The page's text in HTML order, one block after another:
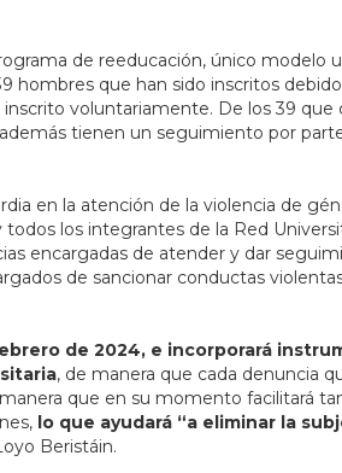
de reeducación, único modelo
hombres que han sido inscritos
voluntariamente. De los 39 que
tienen un seguimiento por
en la atención de la violencia de
los integrantes de la Red
encargadas de atender y dar
de sancionar conductas
de 2024, e incorporará
, de manera que cada denuncia
que en su momento facilitará
lo que ayudará “a eliminar la
Beristáin.